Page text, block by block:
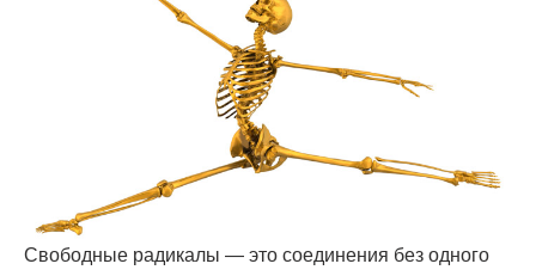
Свободные радикалы — это соединения без одного